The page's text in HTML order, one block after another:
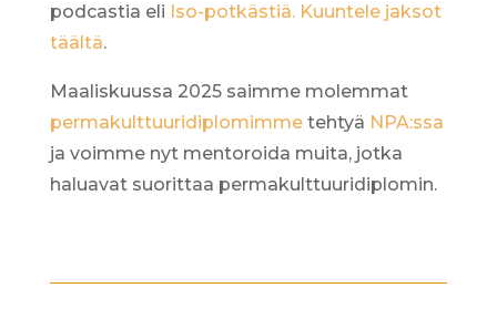
podcastia eli Iso-potkästiä. Kuuntele jaksot
täältä.
Maaliskuussa 2025 saimme molemmat
permakulttuuridiplomimmetehtyä NPA:ssa
ja voimme nyt mentoroida muita, jotka
haluavat suorittaa permakulttuuridiplomin.